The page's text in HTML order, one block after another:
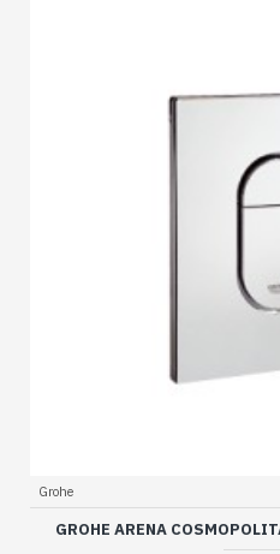
Grohe
GROHE ARENA